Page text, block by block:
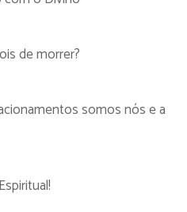
de morrer?
somos nós e a